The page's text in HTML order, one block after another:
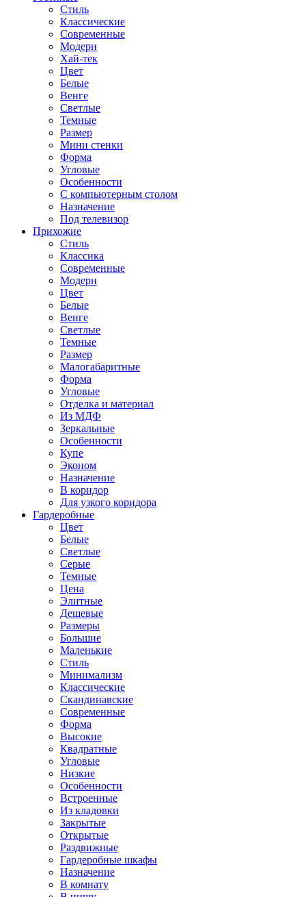
Стиль
Классические
Современные
Модерн
Хай-тек
Цвет
Белые
Венге
Светлые
Темные
Размер
Мини стенки
Форма
Угловые
Особенности
С компьютерным столом
Назначение
Под телевизор
Прихожие
Стиль
Классика
Современные
Модерн
Цвет
Белые
Венге
Светлые
Темные
Размер
Малогабаритные
Форма
Угловые
Отделка и материал
Из МДФ
Зеркальные
Особенности
Купе
Эконом
Назначение
В коридор
Для узкого коридора
Гардеробные
Цвет
Белые
Светлые
Серые
Темные
Цена
Элитные
Дешевые
Размеры
Большие
Маленькие
Стиль
Минимализм
Классические
Скандинавские
Современные
Форма
Высокие
Квадратные
Угловые
Низкие
Особенности
Встроенные
Из кладовки
Закрытые
Открытые
Раздвижные
Гардеробные шкафы
Назначение
В комнату